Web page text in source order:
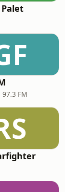
97.3 FM